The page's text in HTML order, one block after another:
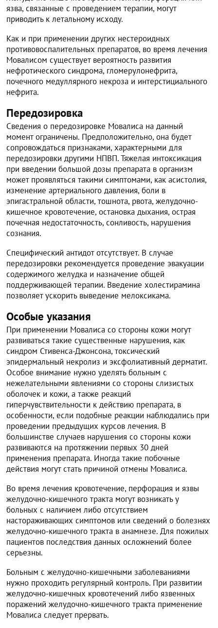
язва, связанные с проведением терапии, могут
приводить к летальному исходу.
Как и при применении других нестероидных
противовоспалительных препаратов, во время лечения
Мовалисом существует вероятность развития
нефротического синдрома, гломерулонефрита,
почечного медуллярного некроза и интерстициального
нефрита.
Передозировка
Сведения о передозировке Мовалиса на данный
момент ограничены. Предположительно, она будет
сопровождаться признаками, характерными для
передозировки другими НПВП. Тяжелая интоксикация
при введении большой дозы препарата в организм
может проявляться такими симптомами, как асистолия,
изменение артериального давления, боли в
эпигастральной области, тошнота, рвота, желудочно-
кишечное кровотечение, остановка дыхания, острая
почечная недостаточность, сонливость, нарушения
сознания.
Специфический антидот отсутствует. В случае
передозировки рекомендуется проведение эвакуации
содержимого желудка и назначение общей
поддерживающей терапии. Введение холестирамина
позволяет ускорить выведение мелоксикама.
Особые указания
При применении Мовалиса со стороны кожи могут
развиваться такие существенные нарушения, как
синдром Стивенса-Джонсона, токсический
эпидермальный некролиз и эксфолиативный дерматит.
Особое внимание нужно уделять больным с
нежелательными явлениями со стороны слизистых
оболочек и кожи, а также реакций
гиперчувствительности к действию препарата, в
особенности, если подобные реакции наблюдались при
проведении предыдущих курсов лечения. В
большинстве случаев нарушения со стороны кожи
развиваются на протяжении первых 30 дней
применения препарата. Иногда такие побочные
действия могут стать причиной отмены Мовалиса.
Во время лечения кровотечение, перфорация и язвы
желудочно-кишечного тракта могут возникать у
больных с наличием либо отсутствием
настораживающих симптомов или сведений о болезнях
желудочно-кишечного тракта в анамнезе. Для пожилых
пациентов последствия данных осложнений более
серьезны.
Больным с желудочно-кишечными заболеваниями
нужно проходить регулярный контроль. При развитии
желудочно-кишечных кровотечений либо язвенных
поражений желудочно-кишечного тракта применение
Мовалиса следует прервать.